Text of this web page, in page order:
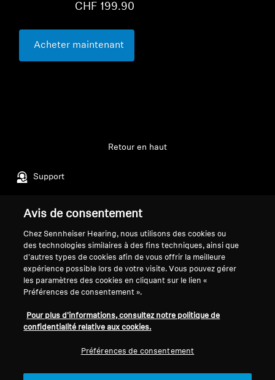
CHF 199.90
Acheter maintenant
Support
Retour en haut
Politique de confidentialité
générale
Conditions générales de vente en
ligne aux consommateurs
coordonnée des vulnérabilités
À propos de nous
Carrière chez Sonova
Contacts presse
Salle de presse
marque Sennheiser
Avis de consentement
Chez Sennheiser Hearing, nous utilisons des cookies ou
des technologies similaires à des fins techniques, ainsi que
d'autres types de cookies afin de vous offrir la meilleure
expérience possible lors de votre visite. Vous pouvez gérer
les paramètres des cookies en cliquant sur le lien «
Préférences de consentement ».
Pour plus d'informations, consultez notre politique de
confidentialité relative aux cookies.
Préférences de consentement